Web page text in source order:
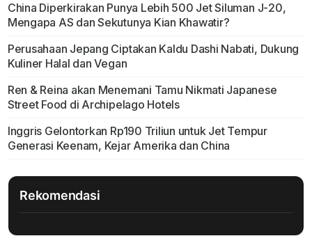
China Diperkirakan Punya Lebih 500 Jet Siluman J-20,
Mengapa AS dan Sekutunya Kian Khawatir?
Perusahaan Jepang Ciptakan Kaldu Dashi Nabati, Dukung
Kuliner Halal dan Vegan
Ren & Reina akan Menemani Tamu Nikmati Japanese
Street Food di Archipelago Hotels
Inggris Gelontorkan Rp190 Triliun untuk Jet Tempur
Generasi Keenam, Kejar Amerika dan China
Rekomendasi